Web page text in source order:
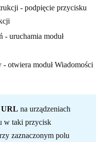
- podpięcie przycisku
uruchamia moduł
otwiera moduł Wiadomości
URL na urządzeniach
w taki przycisk
zaznaczonym polu